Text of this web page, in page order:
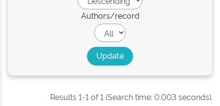
Authors/record
Results 1-1 of 1 (Search time: 0.003 seconds).